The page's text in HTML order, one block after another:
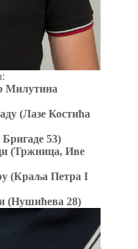
Милутина
(Лазе Костића
53)
(Тржница, Иве
(Краља Петра I
(Нушићева 28)